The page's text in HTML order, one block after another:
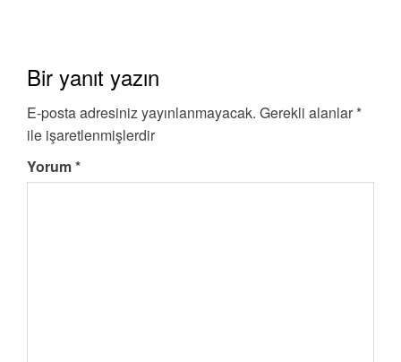
Bir yanıt yazın
E-posta adresiniz yayınlanmayacak. Gerekli alanlar *
ile işaretlenmişlerdir
Yorum*